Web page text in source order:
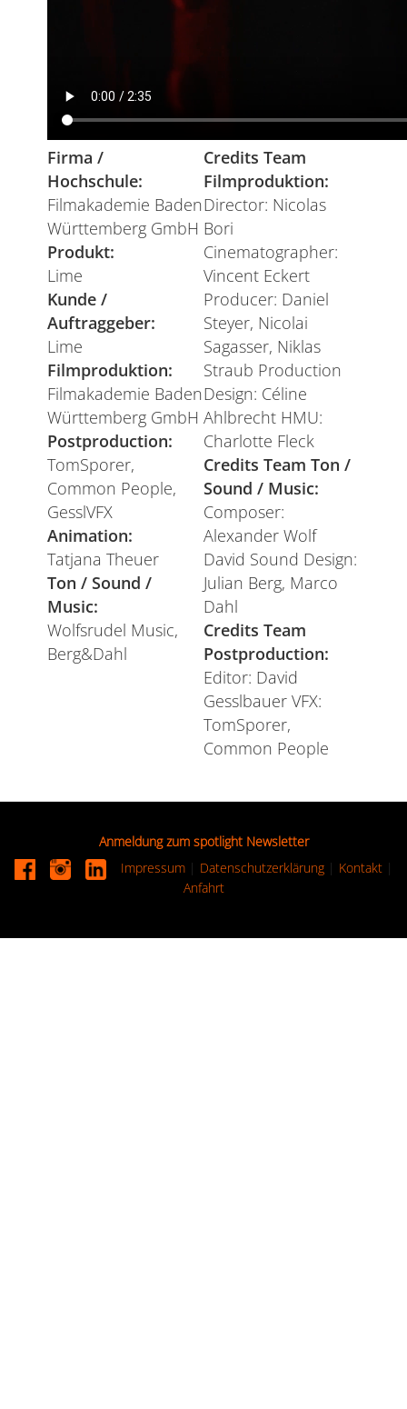
Firma /
Hochschule:
Filmakademie Baden
Württemberg GmbH
Produkt:
Lime
Kunde /
Auftraggeber:
Lime
Filmproduktion:
Filmakademie Baden
Württemberg GmbH
Postproduction:
TomSporer,
Common People,
GesslVFX
Animation:
Tatjana Theuer
Ton / Sound /
Music:
Wolfsrudel Music,
Berg&Dahl
Credits Team
Filmproduktion:
Director: Nicolas
Bori
Cinematographer:
Vincent Eckert
Producer: Daniel
Steyer, Nicolai
Sagasser, Niklas
Straub Production
Design: Céline
Ahlbrecht HMU:
Charlotte Fleck
Credits Team Ton /
Sound / Music:
Composer:
Alexander Wolf
David Sound Design:
Julian Berg, Marco
Dahl
Credits Team
Postproduction:
Editor: David
Gesslbauer VFX:
TomSporer,
Common People
Anmeldung zum spotlight Newsletter
Impressum| Datenschutzerklärung| Kontakt|
Anfahrt